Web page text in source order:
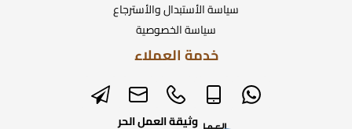
سياسة الأستبدال والأسترجاع
سياسة الخصوصية
خدمة العملاء
وثيقة العمل الحر